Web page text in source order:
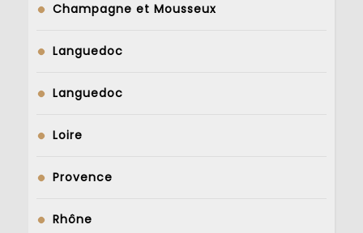
Champagne et Mousseux
Languedoc
Languedoc
Loire
Provence
Rhône